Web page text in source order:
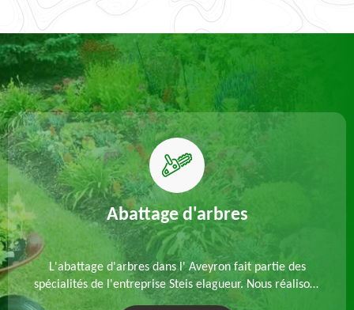
Abattage d'arbres
L'abattage d'arbres dans l' Aveyron fait partie des
spécialités de l'entreprise Steis elagueur. Nous réalisons
un abattage direct ou par démontage, tenant compte